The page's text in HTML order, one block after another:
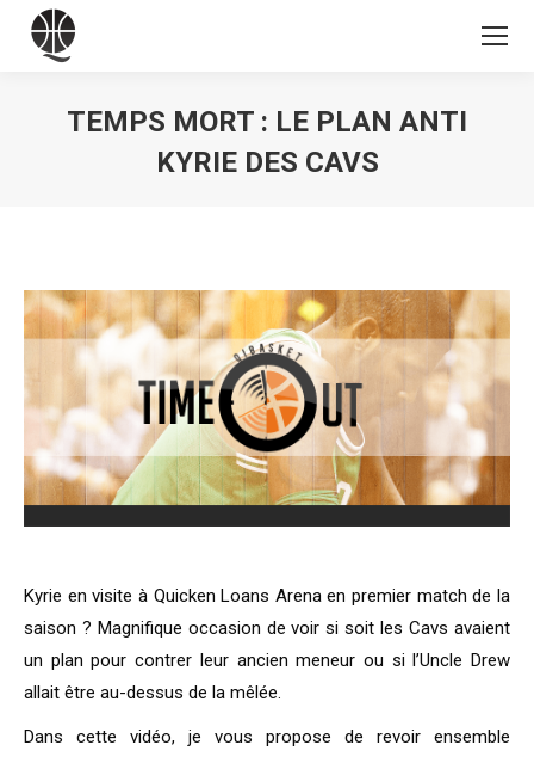
TEMPS MORT : LE PLAN ANTI
KYRIE DES CAVS
Kyrie en visite à Quicken Loans Arena en premier match de la
saison ? Magnifique occasion de voir si soit les Cavs avaient
un plan pour contrer leur ancien meneur ou si l’Uncle Drew
allait être au-dessus de la mêlée.
Dans cette vidéo, je vous propose de revoir ensemble